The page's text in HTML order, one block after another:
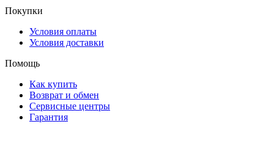
Покупки
Условия оплаты
Условия доставки
Помощь
Как купить
Возврат и обмен
Сервисные центры
Гарантия